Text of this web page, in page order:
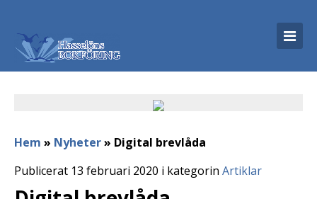
Hem » Nyheter» Digital brevlåda
Publicerat 13 februari 2020 i kategorin Artiklar